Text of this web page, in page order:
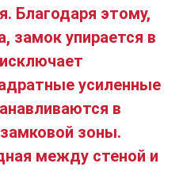
Благодаря этому,
замок упирается в
усиленные
в
зоны.
между стеной и